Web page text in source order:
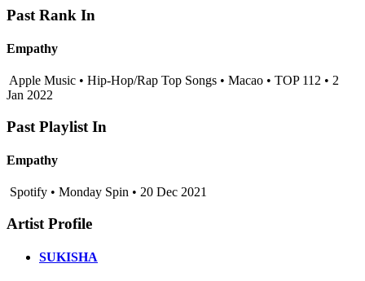
Past Rank In
Empathy
Apple Music • Hip-Hop/Rap Top Songs • Macao • TOP 112 • 2
Jan 2022
Past Playlist In
Empathy
Spotify • Monday Spin • 20 Dec 2021
Artist Profile
SUKISHA